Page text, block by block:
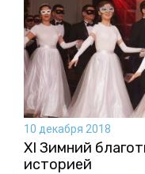
10 декабря 2018
XI Зимний
историей